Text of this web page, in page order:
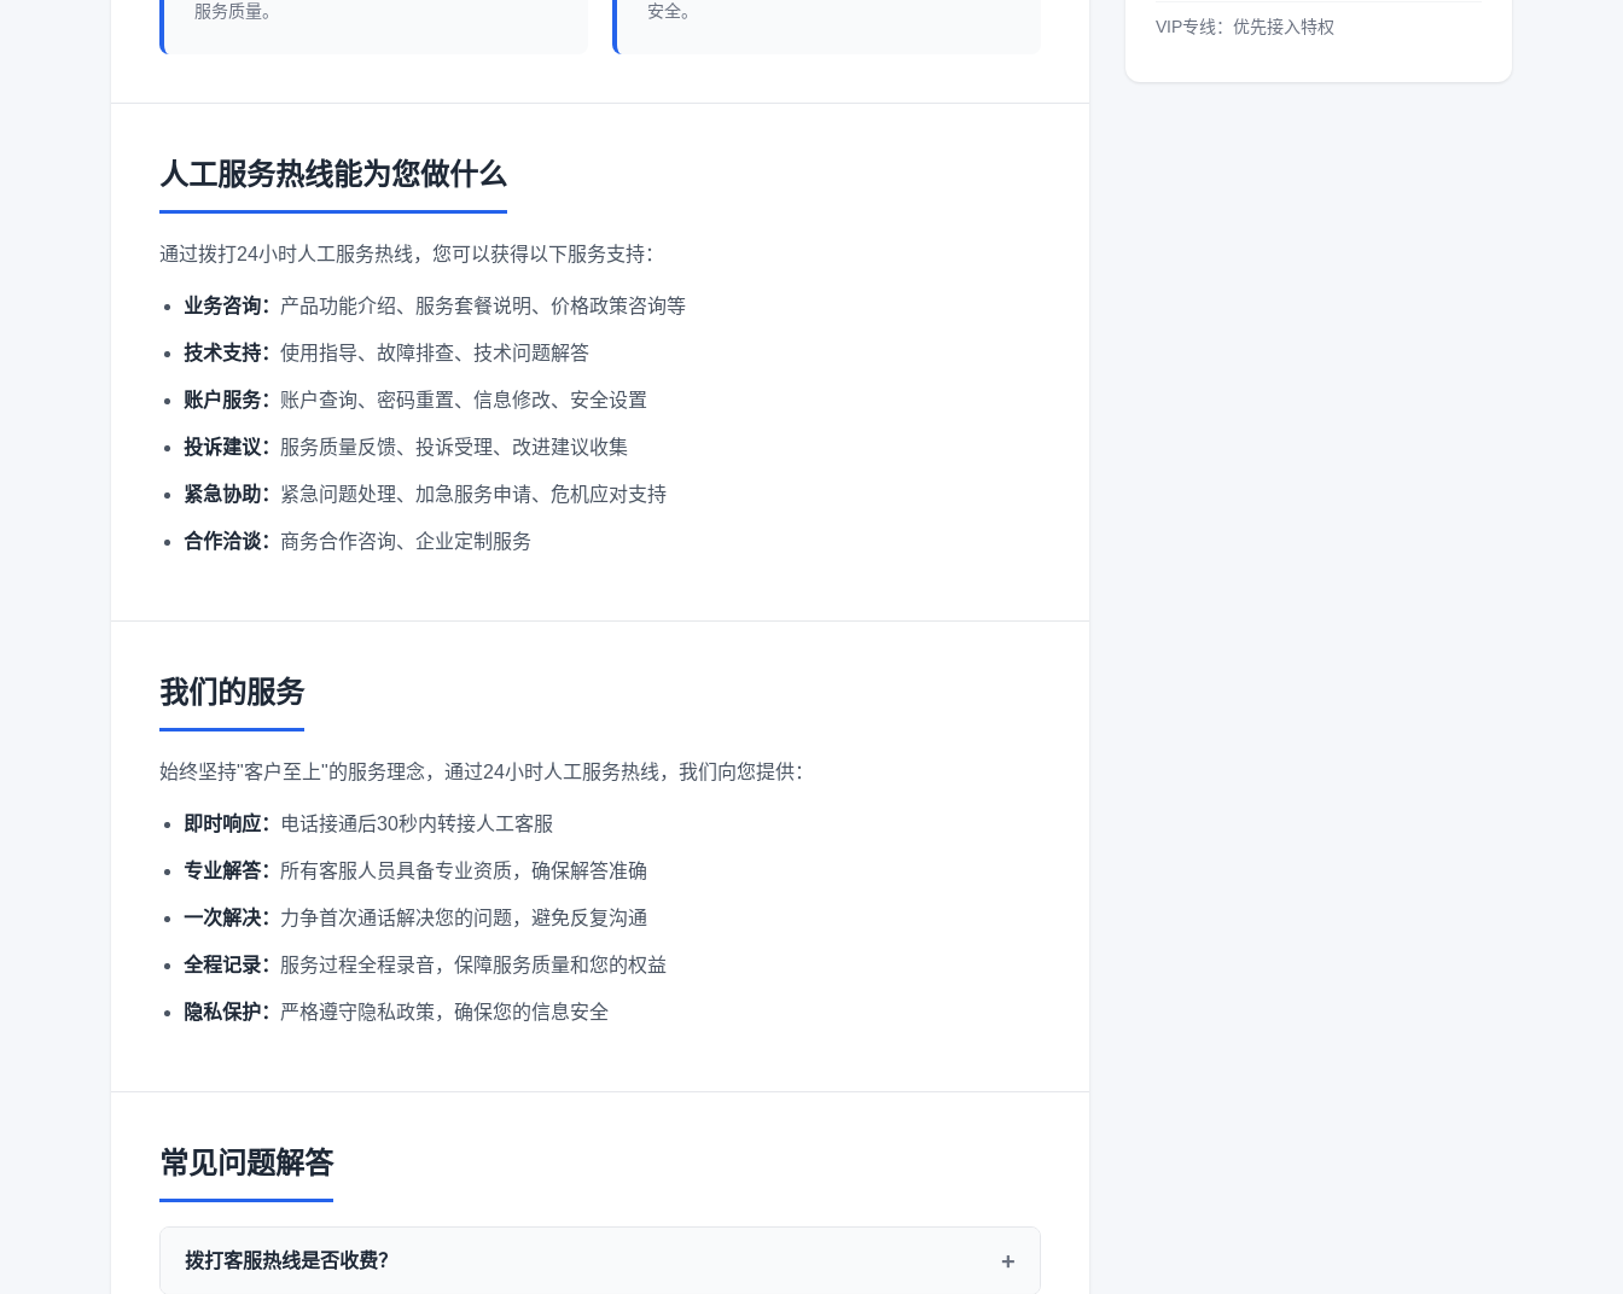
服务质量。
安全。
人工服务热线能为您做什么
通过拨打24小时人工服务热线，您可以获得以下服务支持：
业务咨询： 产品功能介绍、服务套餐说明、价格政策咨询等
技术支持： 使用指导、故障排查、技术问题解答
账户服务： 账户查询、密码重置、信息修改、安全设置
投诉建议： 服务质量反馈、投诉受理、改进建议收集
紧急协助： 紧急问题处理、加急服务申请、危机应对支持
合作洽谈： 商务合作咨询、企业定制服务
我们的服务
始终坚持"客户至上"的服务理念，通过24小时人工服务热线，我们向您提供：
即时响应： 电话接通后30秒内转接人工客服
专业解答： 所有客服人员具备专业资质，确保解答准确
一次解决： 力争首次通话解决您的问题，避免反复沟通
全程记录： 服务过程全程录音，保障服务质量和您的权益
隐私保护： 严格遵守隐私政策，确保您的信息安全
常见问题解答
拨打客服热线是否收费？
VIP专线：优先接入特权